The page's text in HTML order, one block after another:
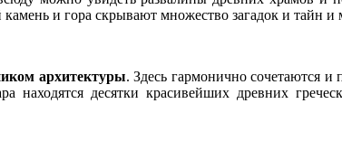
и гора скрывают множество загадок и тайн
архитектуры. Здесь гармонично сочетаются и
десятки красивейших древних